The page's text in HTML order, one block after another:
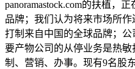
panoramastock.com的扶植，
品牌；我们认为将来市场所
打制来自中国的全球品牌；
要产物公司的从停业务是热
制、营销、办事。现有9名股